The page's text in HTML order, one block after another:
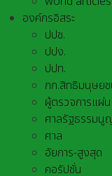
องค์กรอิสระ
ปปช.
ปปง.
ปปท.
กก.สิทธิมนุษย
ผู้ตรวจการแผ่
ศาลรัฐธรรมนู
ศาล
อัยการ-สูงสุด
คอรัปชั่น